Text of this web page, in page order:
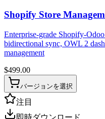
Shopify Store
Enterprise-grade Shopify-
bidirectional sync, OWL 2
management
$499.00
バージョンを選択
注目
即時ダウンロード